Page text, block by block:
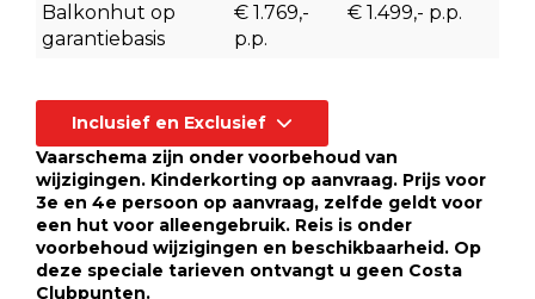
Balkonhut op
garantiebasis
€ 1.769,-
p.p.
€ 1.499,- p.p.
Inclusief en Exclusief
Vaarschema zijn onder voorbehoud van
wijzigingen. Kinderkorting op aanvraag. Prijs voor
3e en 4e persoon op aanvraag, zelfde geldt voor
een hut voor alleengebruik. Reis is onder
voorbehoud wijzigingen en beschikbaarheid. Op
deze speciale tarieven ontvangt u geen Costa
Clubpunten.